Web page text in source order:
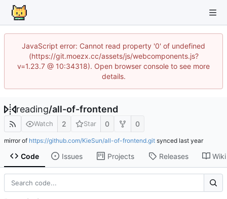
JavaScript error: Cannot read property '0' of undefined
(https://git.moezx.cc/assets/js/webcomponents.js?
v=1.23.7 @ 10:34318). Open browser console to see more
details.
reading/all-of-frontend
Watch 2 Star 0 0
mirror of https://github.com/KieSun/all-of-frontend.git synced
Code Issues Projects Releases Wiki